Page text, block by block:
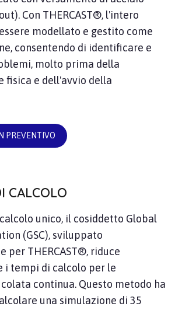
Con THERCAST®, l'intero
modellato e gestito come
consentendo di identificare e
molto prima della
fisica e dell'avvio della
PREVENTIVO
CALCOLO
unico, il cosiddetto Global
(GSC), sviluppato
per THERCAST®, riduce
i tempi di calcolo per le
continua. Questo metodo ha
una simulazione di 35